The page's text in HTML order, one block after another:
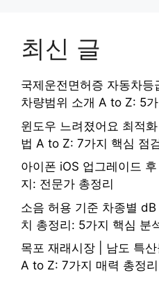
최신 글
국제운전면허증 자동차
차량범위 소개 A to Z: 5
윈도우 느려졌어요 최적
법 A to Z: 7가지 핵심 점
아이폰 iOS 업그레이드
지: 전문가 총정리
소음 허용 기준 차종별
치 총정리: 5가지 핵심 분
목포 재래시장 | 남도 특
A to Z: 7가지 매력 총정리